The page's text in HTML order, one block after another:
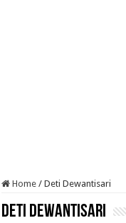
Home / Deti Dewantisari
Deti Dewantisari